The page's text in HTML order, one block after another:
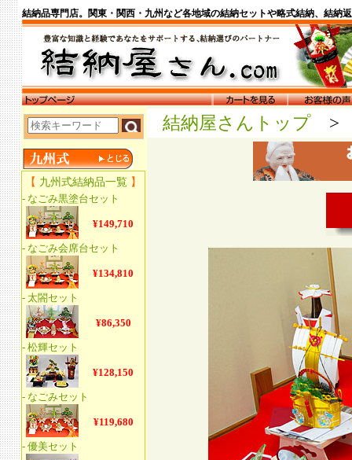
結納品専門店。関東・関西・九州など各地域の結納セットや略式結納、結納
結納屋さんトップ